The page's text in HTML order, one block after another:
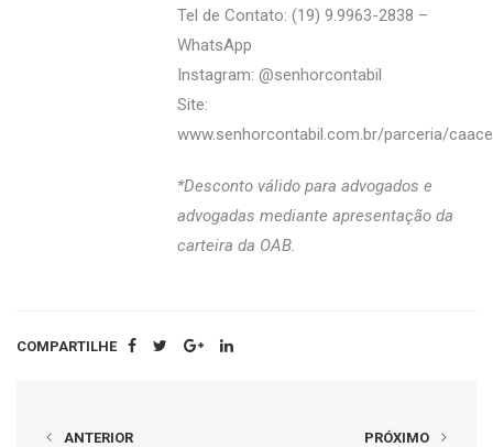
Tel de Contato: (19) 9.9963-2838 –
WhatsApp
Instagram: @‌senhorcontabil
Site:
www.senhorcontabil.com.br/parceria/
*Desconto válido para advogados e
advogadas mediante apresentação da
carteira da OAB.
COMPARTILHE
ANTERIOR PRÓXIMO